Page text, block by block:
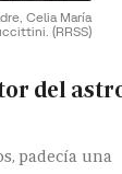
Celia María
(RRSS)
del
padecía una